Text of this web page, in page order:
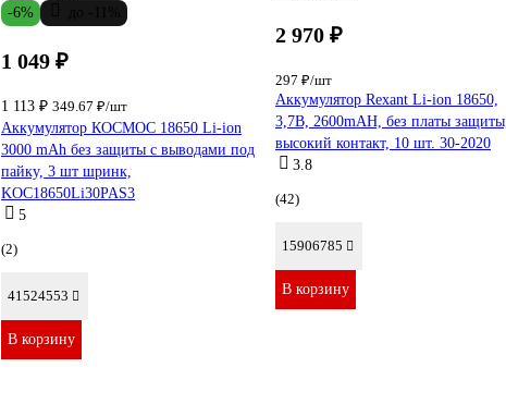
-6%
1 049 ₽
1 113 ₽ 349.67 ₽/шт
Аккумулятор КОСМОС 18650 Li-ion
3000 mAh без защиты с выводами под
пайку, 3 шт шринк,
KOC18650Li30PAS3
5
(2)
41524553
В корзину
2 970 ₽
297 ₽/шт
Аккумулятор Rexant Li-ion 18650,
3,7В, 2600mAH, без платы защиты,
высокий контакт, 10 шт. 30-2020
3.8
(42)
15906785
В корзину